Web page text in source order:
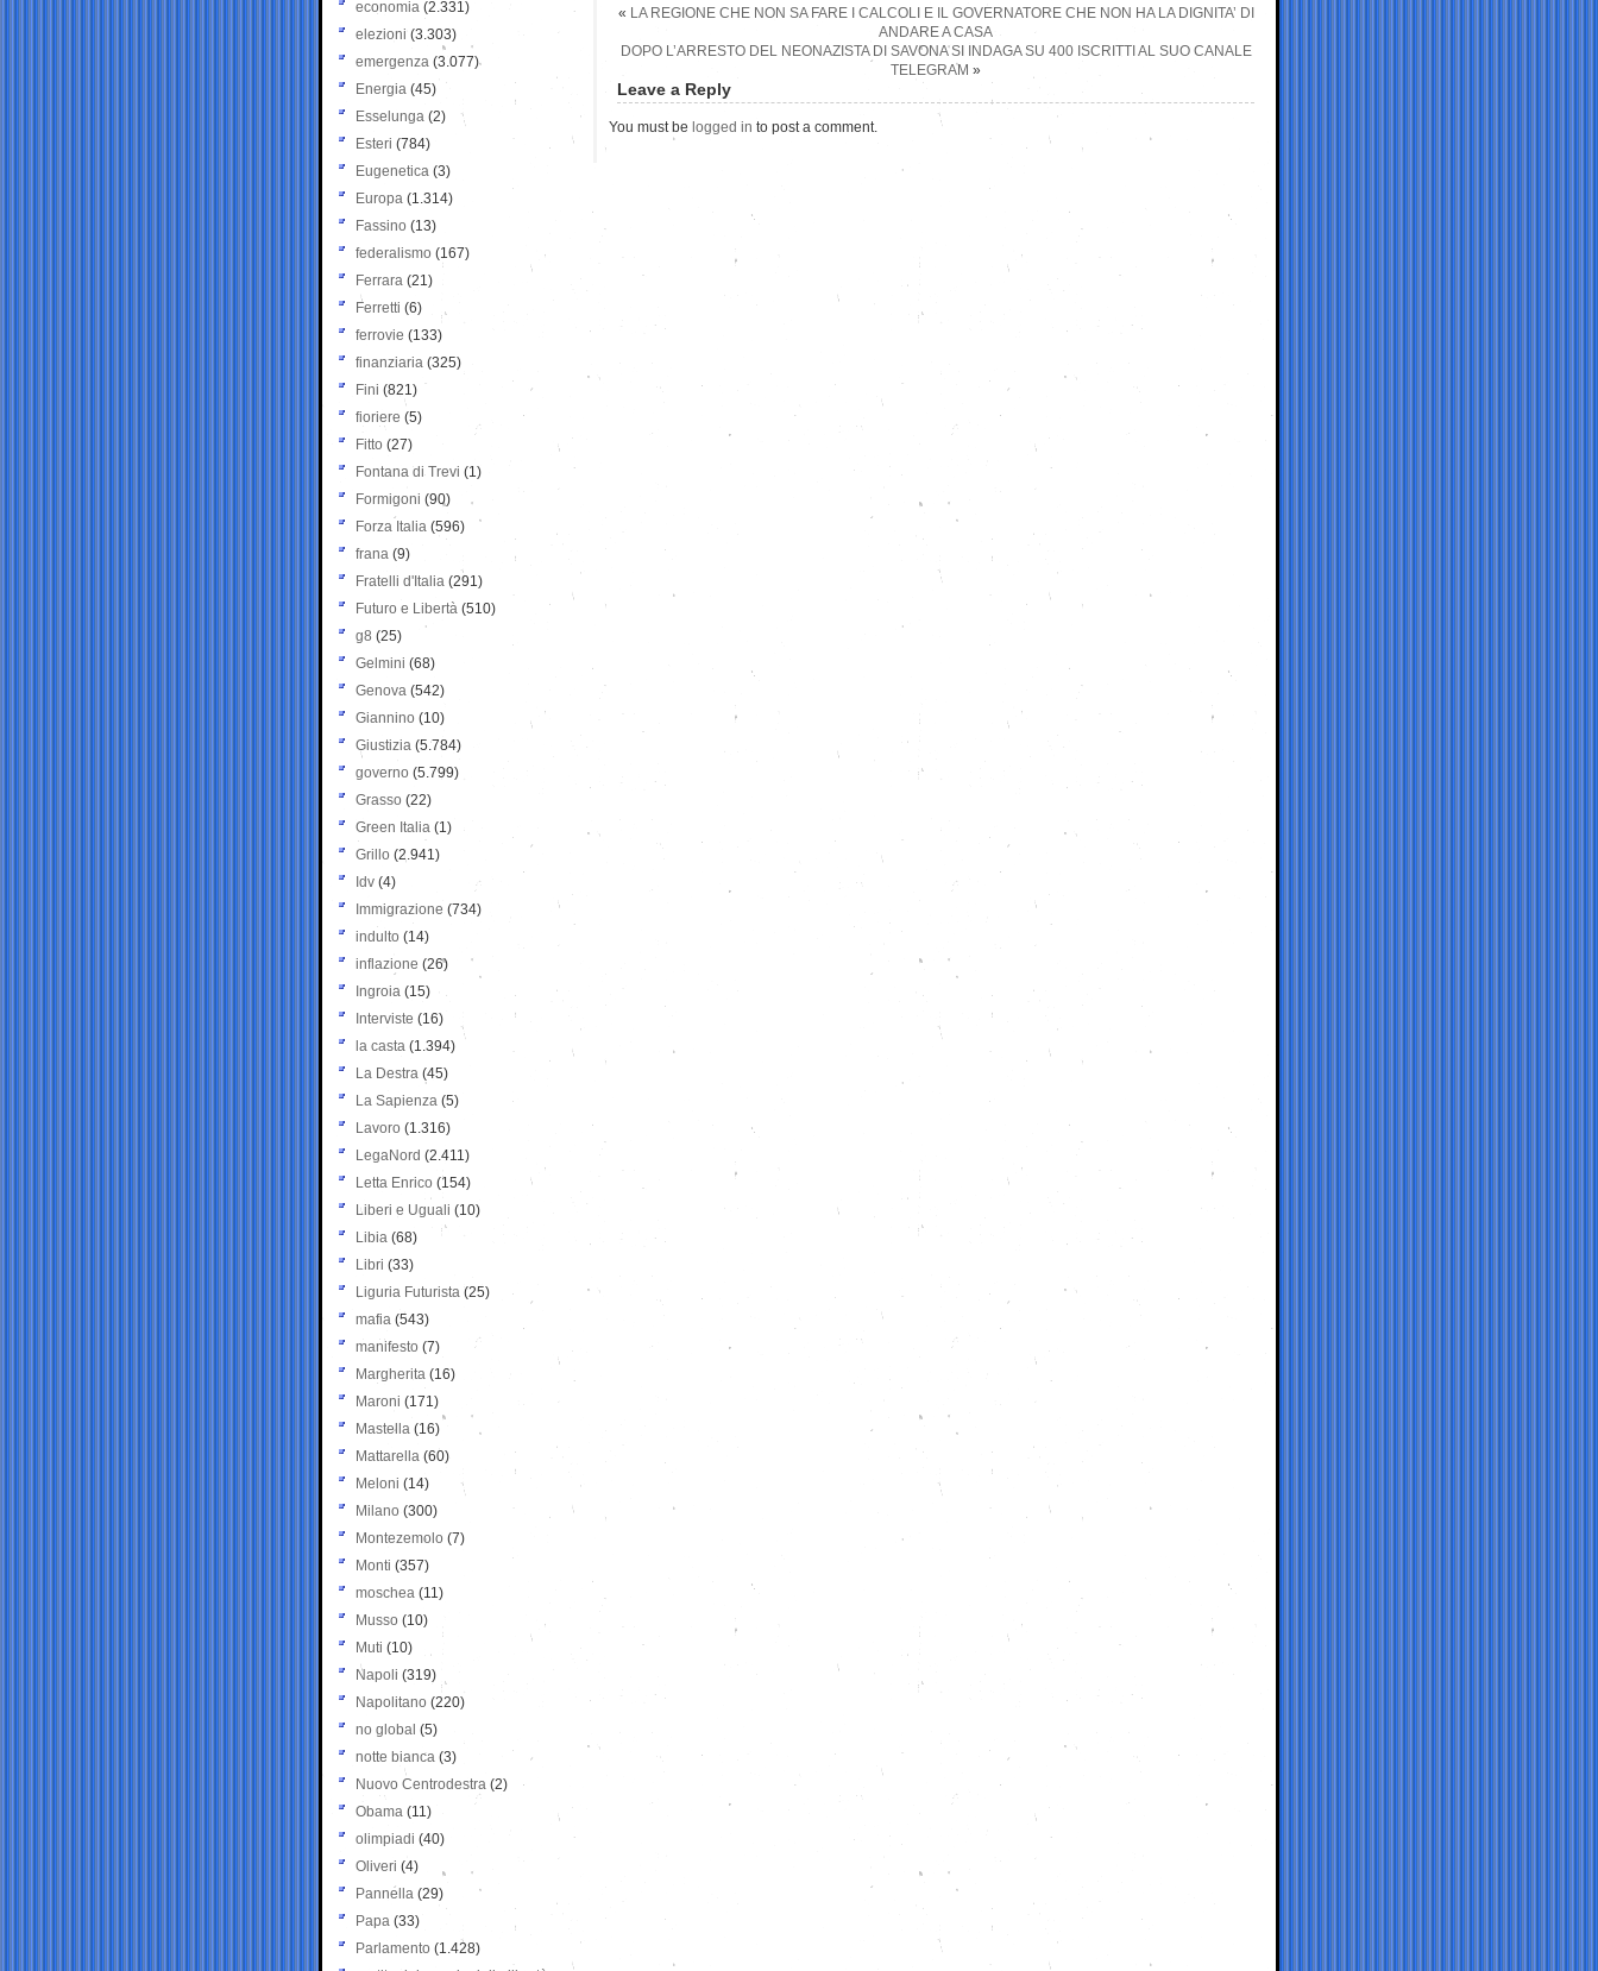
« LA REGIONE CHE NON SA FARE I CALCOLI E IL GOVERNATORE CHE NON HA LA DIGNITA’ DI
ANDARE A CASA
DOPO L’ARRESTO DEL NEONAZISTA DI SAVONA SI INDAGA SU 400 ISCRITTI AL SUO CANALE
TELEGRAM »
Leave a Reply
You must be logged in to post a comment.
economia (2.331)
elezioni (3.303)
emergenza (3.077)
Energia (45)
Esselunga (2)
Esteri (784)
Eugenetica (3)
Europa (1.314)
Fassino (13)
federalismo (167)
Ferrara (21)
Ferretti (6)
ferrovie (133)
finanziaria (325)
Fini (821)
fioriere (5)
Fitto (27)
Fontana di Trevi (1)
Formigoni (90)
Forza Italia (596)
frana (9)
Fratelli d'Italia (291)
Futuro e Libertà (510)
g8 (25)
Gelmini (68)
Genova (542)
Giannino (10)
Giustizia (5.784)
governo (5.799)
Grasso (22)
Green Italia (1)
Grillo (2.941)
Idv (4)
Immigrazione (734)
indulto (14)
inflazione (26)
Ingroia (15)
Interviste (16)
la casta (1.394)
La Destra (45)
La Sapienza (5)
Lavoro (1.316)
LegaNord (2.411)
Letta Enrico (154)
Liberi e Uguali (10)
Libia (68)
Libri (33)
Liguria Futurista (25)
mafia (543)
manifesto (7)
Margherita (16)
Maroni (171)
Mastella (16)
Mattarella (60)
Meloni (14)
Milano (300)
Montezemolo (7)
Monti (357)
moschea (11)
Musso (10)
Muti (10)
Napoli (319)
Napolitano (220)
no global (5)
notte bianca (3)
Nuovo Centrodestra (2)
Obama (11)
olimpiadi (40)
Oliveri (4)
Pannella (29)
Papa (33)
Parlamento (1.428)